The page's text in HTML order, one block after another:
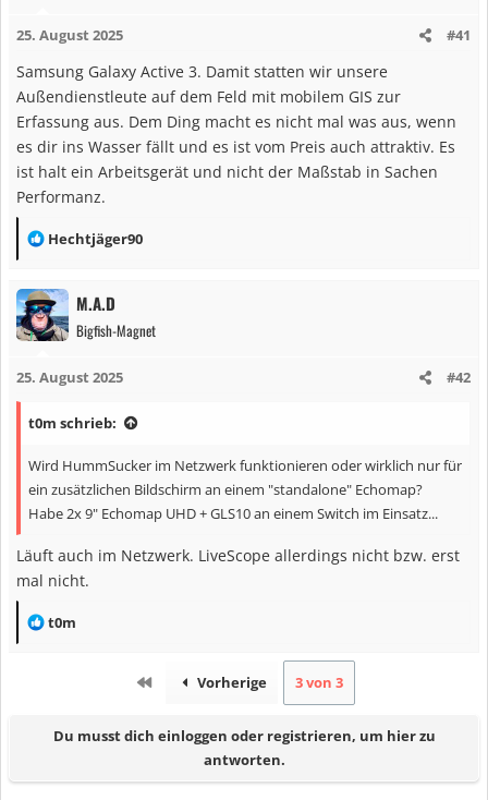
25. August 2025 #41
Samsung Galaxy Active 3. Damit statten wir unsere
Außendienstleute auf dem Feld mit mobilem GIS zur
Erfassung aus. Dem Ding macht es nicht mal was aus, wenn
es dir ins Wasser fällt und es ist vom Preis auch attraktiv. Es
ist halt ein Arbeitsgerät und nicht der Maßstab in Sachen
Performanz.
R
a
k
t
o
e
:
Hechtjäger90
M.A.D
Bigfish-Magnet
25. August 2025 #42
t0m schrieb:
Wird HummSucker im Netzwerk funktionieren oder wirklich nur für
ein zusätzlichen Bildschirm an einem "standalone" Echomap?
Habe 2x 9" Echomap UHD + GLS10 an einem Switch im Einsatz...
Läuft auch im Netzwerk. LiveScope allerdings nicht bzw. erst
mal nicht.
R
n
t0m
Erste Vorherige 3 von 3
Du musst dich einloggen oder registrieren, um hier zu
antworten.